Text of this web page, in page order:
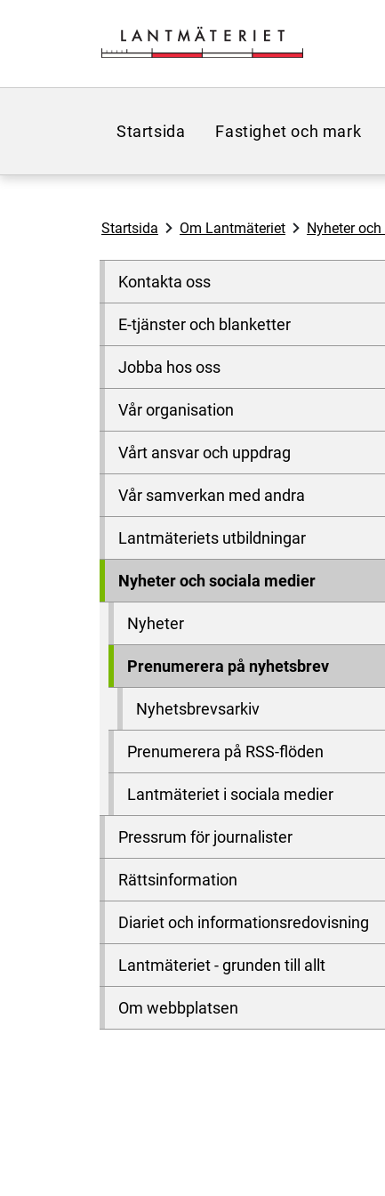
Startsida Fastighet och mark
Startsida Om Lantmäteriet Nyheter
Kontakta oss
E-tjänster och blanketter
Jobba hos oss
Vår organisation
Vårt ansvar och uppdrag
Vår samverkan med andra
Lantmäteriets utbildningar
Nyheter och sociala medier
Nyheter
Prenumerera på nyhetsbrev
Nyhetsbrevsarkiv
Prenumerera på RSS-flöden
Lantmäteriet i sociala medier
Pressrum för journalister
Rättsinformation
Diariet och informationsredovisning
Lantmäteriet - grunden till allt
Om webbplatsen